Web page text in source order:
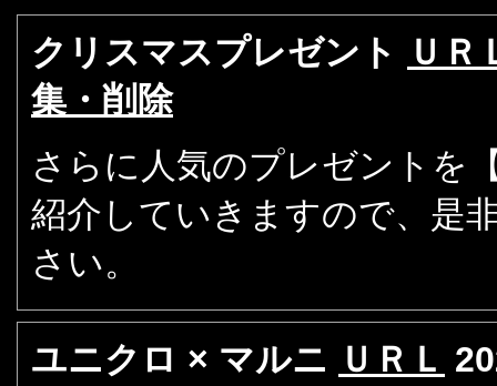
クリスマスプレゼント
ＵＲ
集・削除
さらに人気のプレゼントを
紹介していきますので、是
さい。
ユニクロ × マルニ ＵＲＬ